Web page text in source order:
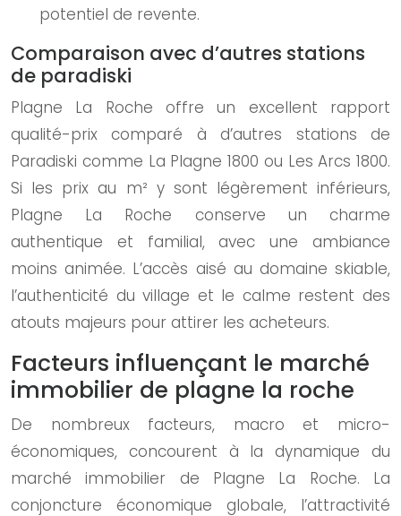
potentiel de revente.
Comparaison avec d’autres stations
de paradiski
Plagne La Roche offre un excellent rapport
qualité-prix comparé à d’autres stations de
Paradiski comme La Plagne 1800 ou Les Arcs 1800.
Si les prix au m² y sont légèrement inférieurs,
Plagne La Roche conserve un charme
authentique et familial, avec une ambiance
moins animée. L’accès aisé au domaine skiable,
l’authenticité du village et le calme restent des
atouts majeurs pour attirer les acheteurs.
Facteurs influençant le marché
immobilier de plagne la roche
De nombreux facteurs, macro et micro-
économiques, concourent à la dynamique du
marché immobilier de Plagne La Roche. La
conjoncture économique globale, l’attractivité